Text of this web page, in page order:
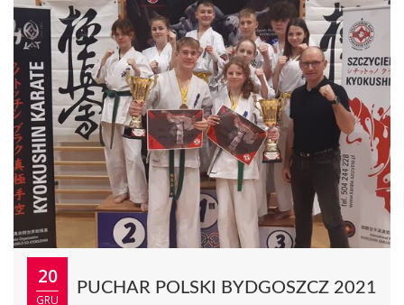
20
GRU
PUCHAR POLSKI BYDGOSZCZ 2021